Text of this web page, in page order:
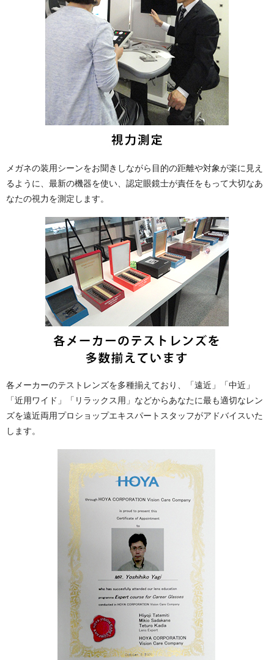
メガネの装用シーンをお聞きしながら目的の距離や対象が楽に見え
るように、最新の機器を使い、認定眼鏡士が責任をもって大切なあ
なたの視力を測定します。
各メーカーのテストレンズを多種揃えており、「遠近」「中近」
「近用ワイド」「リラックス用」などからあなたに最も適切なレン
ズを遠近両用プロショップエキスパートスタッフがアドバイスいた
します。